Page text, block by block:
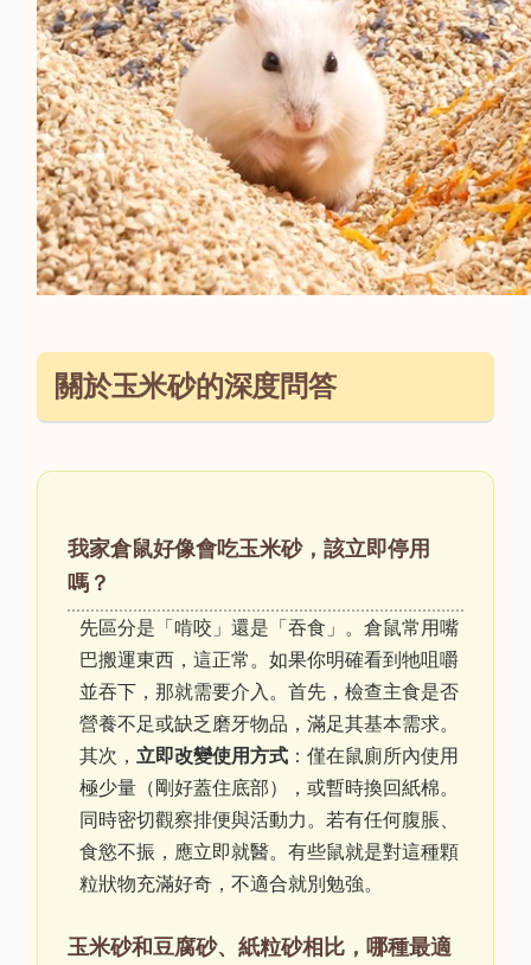
關於玉米砂的深度問答
我家倉鼠好像會吃玉米砂，該立即停用
嗎？
先區分是「啃咬」還是「吞食」。倉鼠常用嘴
巴搬運東西，這正常。如果你明確看到牠咀嚼
並吞下，那就需要介入。首先，檢查主食是否
營養不足或缺乏磨牙物品，滿足其基本需求。
其次， 立即改變使用方式 ：僅在鼠廁所內使用
極少量（剛好蓋住底部），或暫時換回紙棉。
同時密切觀察排便與活動力。若有任何腹脹、
食慾不振，應立即就醫。有些鼠就是對這種顆
粒狀物充滿好奇，不適合就別勉強。
玉米砂和豆腐砂、紙粒砂相比，哪種最適